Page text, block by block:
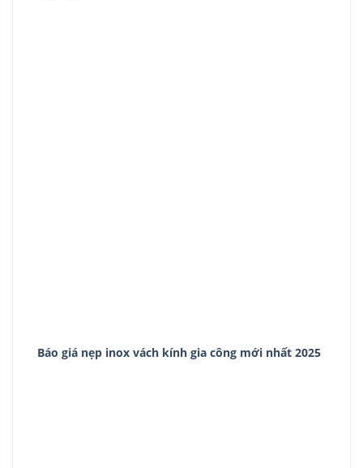
Báo giá nẹp inox vách kính gia công mới nhất 2025